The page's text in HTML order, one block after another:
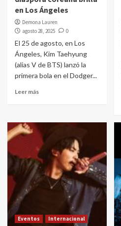
en Los Ángeles
Demona Lauren
agosto 28, 2025
0
El 25 de agosto, en Los
Ángeles, Kim Taehyung
(alias V de BTS) lanzó la
primera bola en el Dodger...
Leer más
Eventos Internacional